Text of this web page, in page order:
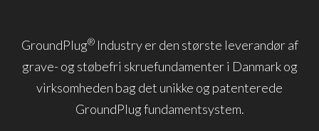
GroundPlug®Industry er den største leverandør af
grave- og støbefri skruefundamenter i Danmark og
virksomheden bag det unikke og patenterede
GroundPlug fundamentsystem.